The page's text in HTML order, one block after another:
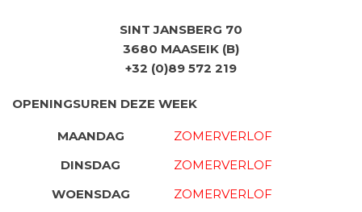
SINT JANSBERG 70
3680 MAASEIK (B)
+32 (0)89 572 219
OPENINGSUREN DEZE WEEK
MAANDAG
ZOMERVERLOF
DINSDAG
ZOMERVERLOF
WOENSDAG
ZOMERVERLOF